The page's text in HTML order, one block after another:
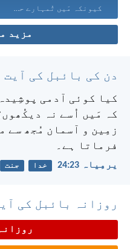
کیونکہ مَیں تُمہارے حق...
مزید
دن کی بائبل کی آیت
کیا کوئی آدمی
کہ مَیں اُسے نہ
زمِین و آسمان مُجھ سے
فرماتا ہے۔
یرمِیاہ 23:‏24 خدا جنت
روزانہ بائبل کی